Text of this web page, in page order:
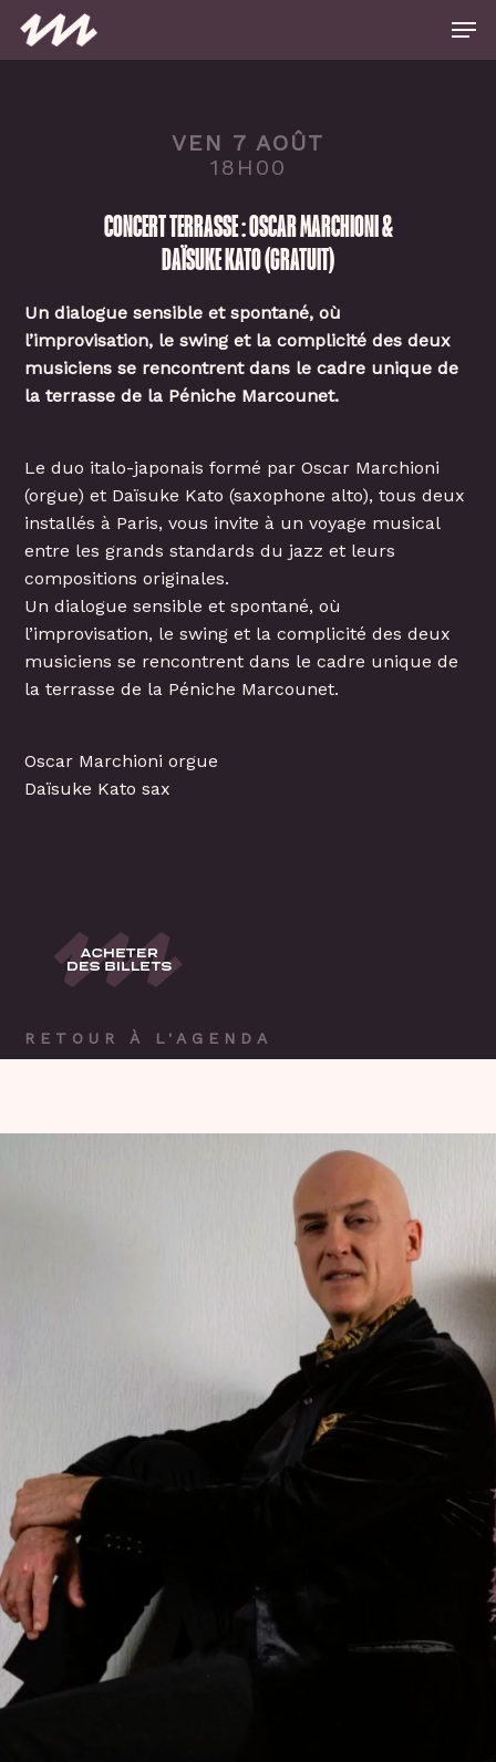
main
content
VEN 7 AOÛT
18H00
CONCERT TERRASSE : OSCAR MARCHIONI &
DAÏSUKE KATO (GRATUIT)
Un dialogue sensible et spontané, où
l’improvisation, le swing et la complicité des deux
musiciens se rencontrent dans le cadre unique de
la terrasse de la Péniche Marcounet.
Le duo italo-japonais formé par Oscar Marchioni
(orgue) et Daïsuke Kato (saxophone alto), tous deux
installés à Paris, vous invite à un voyage musical
entre les grands standards du jazz et leurs
compositions originales.
Un dialogue sensible et spontané, où
l’improvisation, le swing et la complicité des deux
musiciens se rencontrent dans le cadre unique de
la terrasse de la Péniche Marcounet.
Oscar Marchioni orgue
Daïsuke Kato sax
RETOUR À L'AGENDA
Close